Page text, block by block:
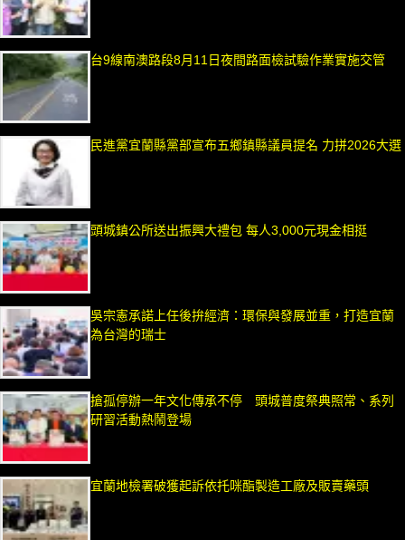
台9線南澳路段8月11日夜間路面檢試驗作業實施交管
民進黨宜蘭縣黨部宣布五鄉鎮縣議員提名 力拼2026大選
頭城鎮公所送出振興大禮包 每人3,000元現金相挺
吳宗憲承諾上任後拚經濟：環保與發展並重，打造宜蘭
為台灣的瑞士
搶孤停辦一年文化傳承不停 頭城普度祭典照常、系列
研習活動熱鬧登場
宜蘭地檢署破獲起訴依托咪酯製造工廠及販賣藥頭